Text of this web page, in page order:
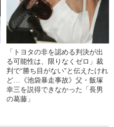
「トヨタの非を認める判決が出
る可能性は、限りなくゼロ」裁
判で“勝ち目がない”と伝えたけれ
ど…《池袋暴走事故》父・飯塚
幸三を説得できなかった「長男
の葛藤」